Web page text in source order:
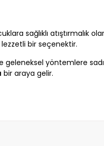
sağlıklı atıştırmalık
bir seçenektir.
yöntemlere sadık
bir araya gelir.